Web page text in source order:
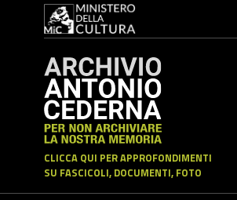
CLICCA QUI PER APPROFONDIMENTI
SU FASCICOLI, DOCUMENTI, FOTO